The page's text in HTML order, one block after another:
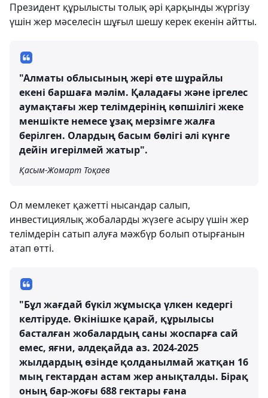
Президент құрылысты толық әрі қарқынды жүргізу
үшін жер мәселесін шұғыл шешу керек екенін айтты.
"Алматы облысының жері өте шұрайлы
екені баршаға мәлім. Қаладағы және іргелес
аумақтағы жер телімдерінің көпшілігі жеке
меншікте немесе ұзақ мерзімге жалға
берілген. Олардың басым бөлігі әлі күнге
дейін игерілмей жатыр".
Қасым-Жомарт Тоқаев
Ол мемлекет қажетті нысандар салып,
инвестициялық жобаларды жүзеге асыру үшін жер
телімдерін сатып алуға мәжбүр болып отырғанын
атап өтті.
"Бұл жағдай бүкіл жұмысқа үлкен кедергі
келтіруде. Өкінішке қарай, құрылысы
басталған жобалардың саны жоспарға сай
емес, яғни, әлдеқайда аз. 2024-2025
жылдардың өзінде қолданылмай жатқан 16
мың гектардан астам жер анықталды. Бірақ
оның бар-жоғы 688 гектары ғана